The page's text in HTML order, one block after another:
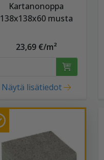
Kartanonoppa
138x138x60 musta
23,69 €/m²
Näytä lisätiedot